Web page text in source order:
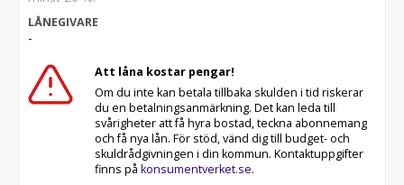
60 månaders garanti och komplettera med extra
hjuluppsättningar till bra priser. Gör ditt bilköp tryggt
och enkelt hos oss.
Med korta lagertider försvinner våra bilar snabbt! Ring
oss idag för att reservera din bil: 019-760 88 77. Vi
erbjuder även skräddarsydd finansiering och 14 dagars
fri försäkring från Folksam.
Se hur vi genomför våra tester här:
LÅNEGIVARE
-
Att låna kostar pengar!
Om du inte kan betala tillbaka skulden i tid riskerar
du en betalningsanmärkning. Det kan leda till
svårigheter att få hyra bostad, teckna abonnemang
och få nya lån. För stöd, vänd dig till budget- och
skuldrådgivningen i din kommun. Kontaktuppgifter
finns på konsumentverket.se.